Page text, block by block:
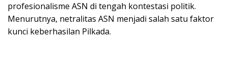
profesionalisme ASN di tengah kontestasi politik.
Menurutnya, netralitas ASN menjadi salah satu faktor
kunci keberhasilan Pilkada.